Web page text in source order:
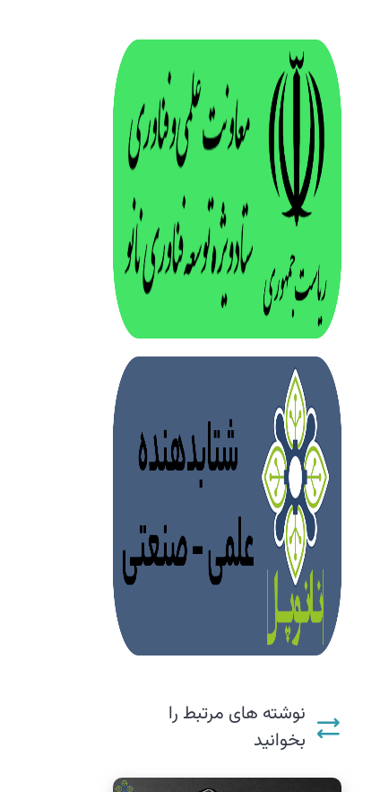
نوشته های مرتبط را
بخوانید